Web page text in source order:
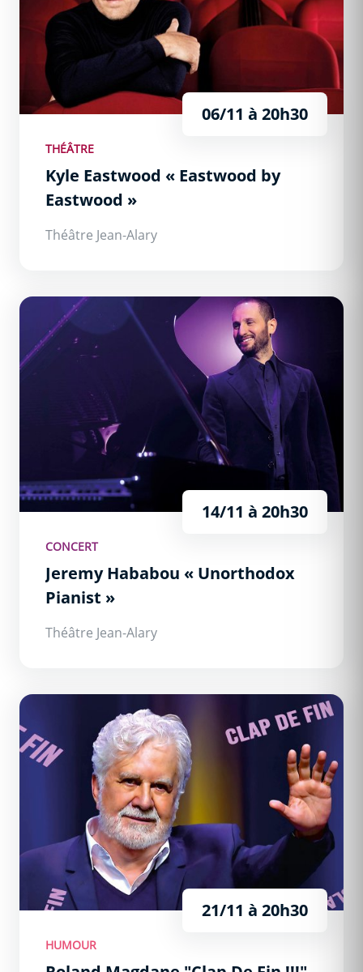
06/11 à 20h30
THÉÂTRE
Kyle Eastwood « Eastwood by
Eastwood »
Théâtre Jean-Alary
Jeremy Hababou « Unorthodox Pianist »
14/11 à 20h30
CONCERT
Jeremy Hababou « Unorthodox
Pianist »
Théâtre Jean-Alary
Roland Magdane &quot;Clap De Fin !!!&quot;
21/11 à 20h30
HUMOUR